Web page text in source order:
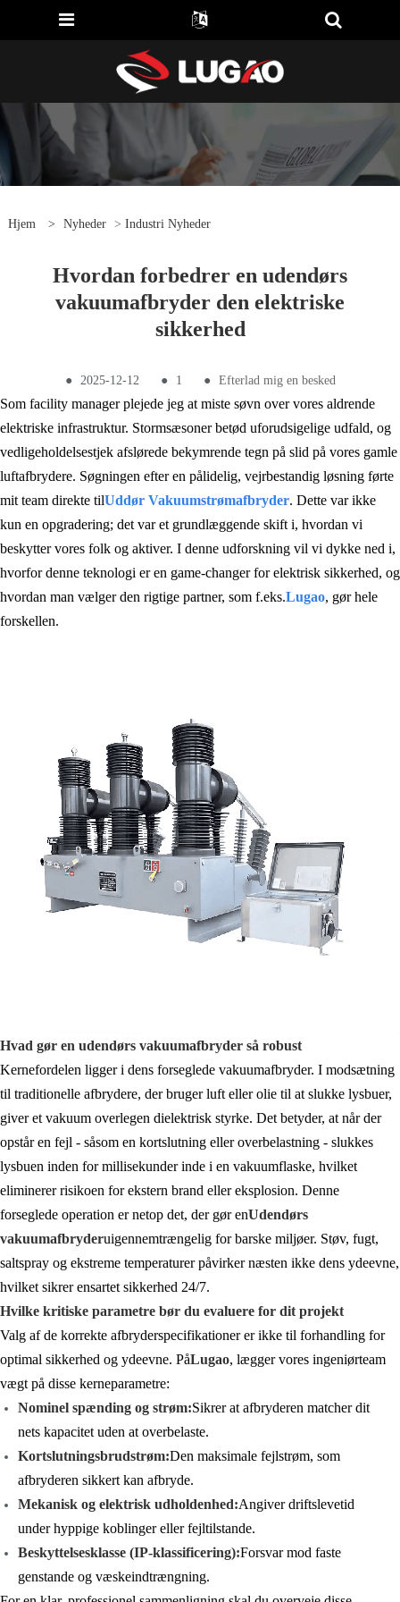
Hjem > Nyheder > Industri Nyheder
Hvordan forbedrer en udendørs
vakuumafbryder den elektriske
sikkerhed
● 2025-12-12 ● 1 ● Efterlad mig en besked
Som facility manager plejede jeg at miste søvn over vores aldrende
elektriske infrastruktur. Stormsæsoner betød uforudsigelige udfald, og
vedligeholdelsestjek afslørede bekymrende tegn på slid på vores gamle
luftafbrydere. Søgningen efter en pålidelig, vejrbestandig løsning førte
mit team direkte tilUddør Vakuumstrømafbryder. Dette var ikke
kun en opgradering; det var et grundlæggende skift i, hvordan vi
beskytter vores folk og aktiver. I denne udforskning vil vi dykke ned i,
hvorfor denne teknologi er en game-changer for elektrisk sikkerhed, og
hvordan man vælger den rigtige partner, som f.eks.Lugao, gør hele
forskellen.
Hvad gør en udendørs vakuumafbryder så robust
Kernefordelen ligger i dens forseglede vakuumafbryder. I modsætning
til traditionelle afbrydere, der bruger luft eller olie til at slukke lysbuer,
giver et vakuum overlegen dielektrisk styrke. Det betyder, at når der
opstår en fejl - såsom en kortslutning eller overbelastning - slukkes
lysbuen inden for millisekunder inde i en vakuumflaske, hvilket
eliminerer risikoen for ekstern brand eller eksplosion. Denne
forseglede operation er netop det, der gør enUdendørs
vakuumafbryderuigennemtrængelig for barske miljøer. Støv, fugt,
saltspray og ekstreme temperaturer påvirker næsten ikke dens ydeevne,
hvilket sikrer ensartet sikkerhed 24/7.
Hvilke kritiske parametre bør du evaluere for dit projekt
Valg af de korrekte afbryderspecifikationer er ikke til forhandling for
optimal sikkerhed og ydeevne. PåLugao, lægger vores ingeniørteam
vægt på disse kerneparametre:
Nominel spænding og strøm:Sikrer at afbryderen matcher dit
nets kapacitet uden at overbelaste.
Kortslutningsbrudstrøm:Den maksimale fejlstrøm, som
afbryderen sikkert kan afbryde.
Mekanisk og elektrisk udholdenhed:Angiver driftslevetid
under hyppige koblinger eller fejltilstande.
Beskyttelsesklasse (IP-klassificering):Forsvar mod faste
genstande og væskeindtrængning.